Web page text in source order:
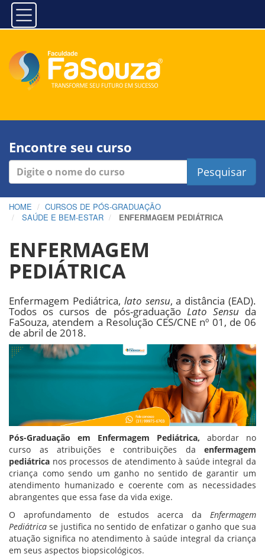
Encontre seu curso
Pesquisar
HOME
CURSOS DE PÓS-GRADUAÇÃO
SAÚDE E BEM-ESTAR
ENFERMAGEM PEDIÁTRICA
ENFERMAGEM
PEDIÁTRICA
Enfermagem Pediátrica, lato sensu, a distância (EAD).
Todos os cursos de pós-graduação Lato Sensuda
FaSouza, atendem a Resolução CES/CNE nº 01, de 06
de abril de 2018.
Pós-Graduação em Enfermagem Pediátrica, abordar no
curso as atribuições e contribuições da enfermagem
pediátrica nos processos de atendimento à saúde integral da
criança como sendo um ganho no sentido de garantir um
atendimento humanizado e coerente com as necessidades
abrangentes que essa fase da vida exige.
O aprofundamento de estudos acerca da Enfermagem
Pediátrica se justifica no sentido de enfatizar o ganho que sua
atuação significa no atendimento à saúde integral da criança
em seus aspectos biopsicológicos.